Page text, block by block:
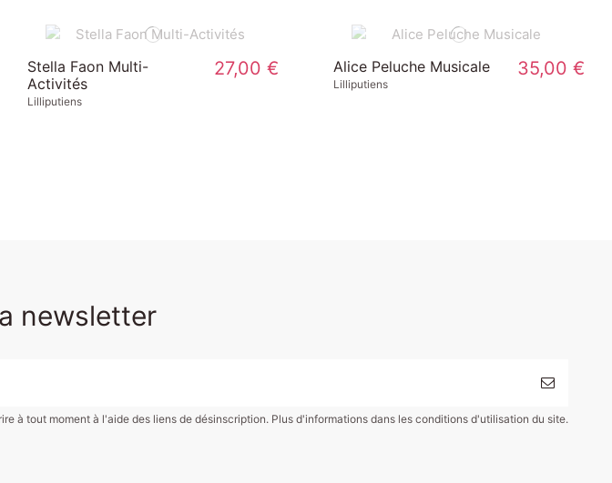
Stella Faon Multi-
Activités
Lilliputiens
27,00 € Alice Peluche Musicale
Lilliputiens
35,00 €
newsletter
à tout moment à l'aide des liens de désinscription. Plus d'informations dans les conditions d'utilisation du site.